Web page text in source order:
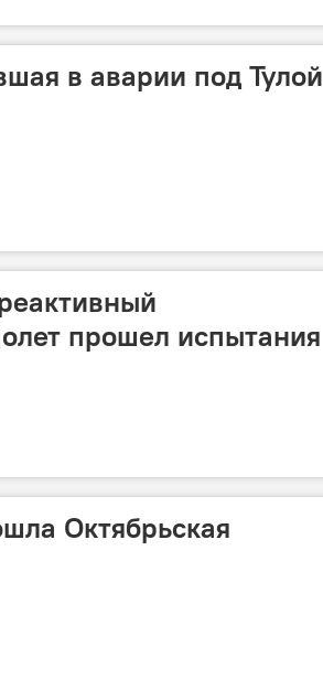
в аварии под Тулой
прошел испытания
Октябрьская